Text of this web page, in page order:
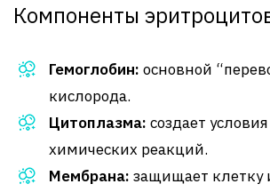
Компоненты
Гемоглобин: основной
кислорода.
Цитоплазма: создает
химических реакций.
Мембрана: защищает клетку